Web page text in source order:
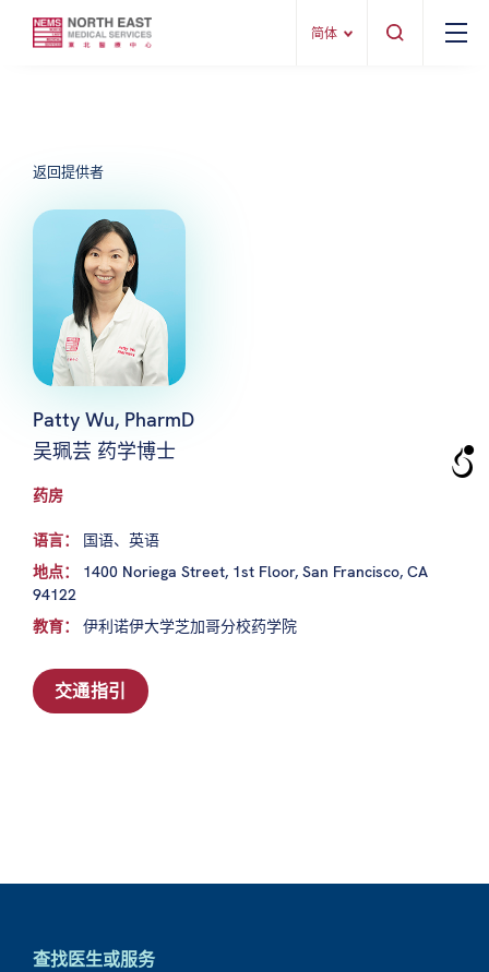
简体
返回提供者
Patty Wu, PharmD
吴珮芸 药学博士
药房
语言： 国语、英语
地点：
1400 Noriega Street, 1st Floor, San Francisco, CA
94122
教育：
伊利诺伊大学芝加哥分校药学院
交通指引
查找医生或服务